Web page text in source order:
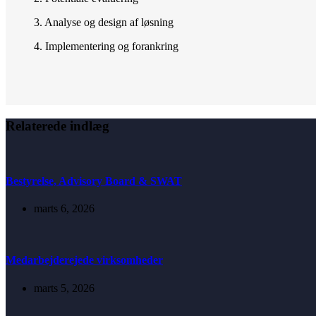
3. Analyse og design af løsning
4. Implementering og forankring
Relaterede indlæg
Bestyrelse, Advisory Board & SWAT
marts 6, 2026
Medarbejderejede virksomheder
marts 5, 2026